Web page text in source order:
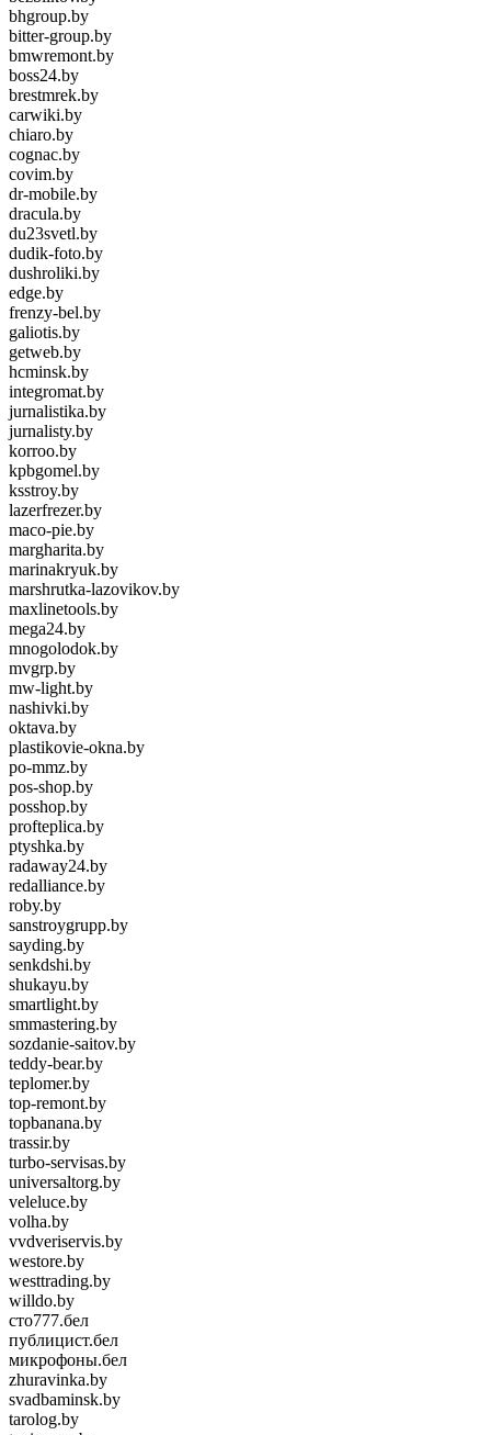
bhgroup.by
bitter-group.by
bmwremont.by
boss24.by
brestmrek.by
carwiki.by
chiaro.by
cognac.by
covim.by
dr-mobile.by
dracula.by
du23svetl.by
dudik-foto.by
dushroliki.by
edge.by
frenzy-bel.by
galiotis.by
getweb.by
hcminsk.by
integromat.by
jurnalistika.by
jurnalisty.by
korroo.by
kpbgomel.by
ksstroy.by
lazerfrezer.by
maco-pie.by
margharita.by
marinakryuk.by
marshrutka-lazovikov.by
maxlinetools.by
mega24.by
mnogolodok.by
mvgrp.by
mw-light.by
nashivki.by
oktava.by
plastikovie-okna.by
po-mmz.by
pos-shop.by
posshop.by
profteplica.by
ptyshka.by
radaway24.by
redalliance.by
roby.by
sanstroygrupp.by
sayding.by
senkdshi.by
shukayu.by
smartlight.by
smmastering.by
sozdanie-saitov.by
teddy-bear.by
teplomer.by
top-remont.by
topbanana.by
trassir.by
turbo-servisas.by
universaltorg.by
veleluce.by
volha.by
vvdveriservis.by
westore.by
westtrading.by
willdo.by
сто777.бел
публицист.бел
микрофоны.бел
zhuravinka.by
svadbaminsk.by
tarolog.by